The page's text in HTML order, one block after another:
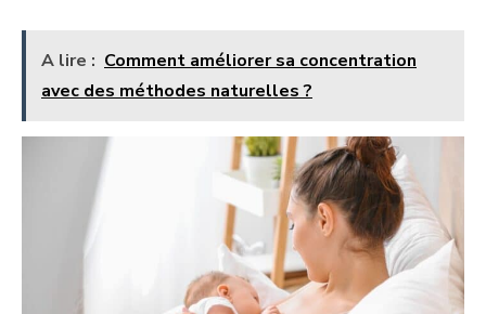
A lire : Comment améliorer sa concentration
avec des méthodes naturelles ?